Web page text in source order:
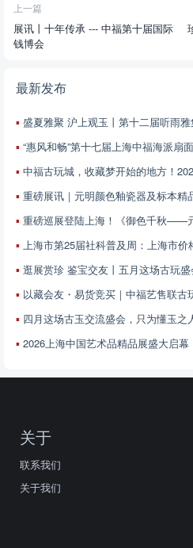
上一篇
展讯丨十年传承 --- 中福第十届国际
钱博会
最新发布
盛夏雅聚 沪上观玉丨第十二届听雨雅集古
“惠风和畅”第十七届上海中福海派扇面小品书画展暨上
中福古玩城，收藏梦开始的地方！2026 相约上海！相
重磅展讯｜元明颜色釉瓷器及标本精
重磅巡展登陆上海！《御色千秋——元明颜色釉瓷
上海市第25届社科普及周：上海市价格学会联合中福
逛展赏珍 鉴宝交友丨五月这场古玩盛
以藏会友・易货竞买｜中福艺售联古
四月这场古玉交流盛会，只为懂玉之
2026上海中国艺术品精品展盛大启幕
关于
联系我们
关于我们